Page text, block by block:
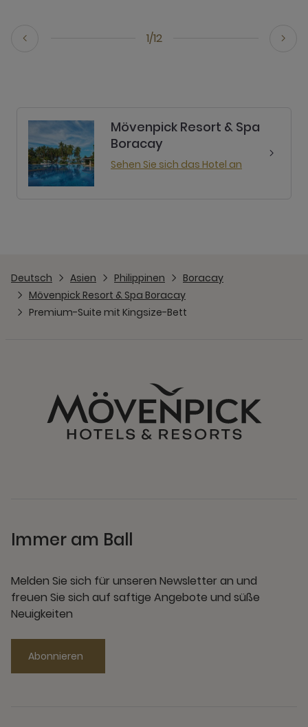
1/12
Mövenpick Resort & Spa
Boracay
Sehen Sie sich das Hotel an
Deutsch Asien Philippinen
Boracay
Mövenpick Resort & Spa Boracay
Premium-Suite mit Kingsize-Bett
Immer am Ball
Melden Sie sich für unseren Newsletter an und
freuen Sie sich auf saftige Angebote und süße
Neuigkeiten
Abonnieren